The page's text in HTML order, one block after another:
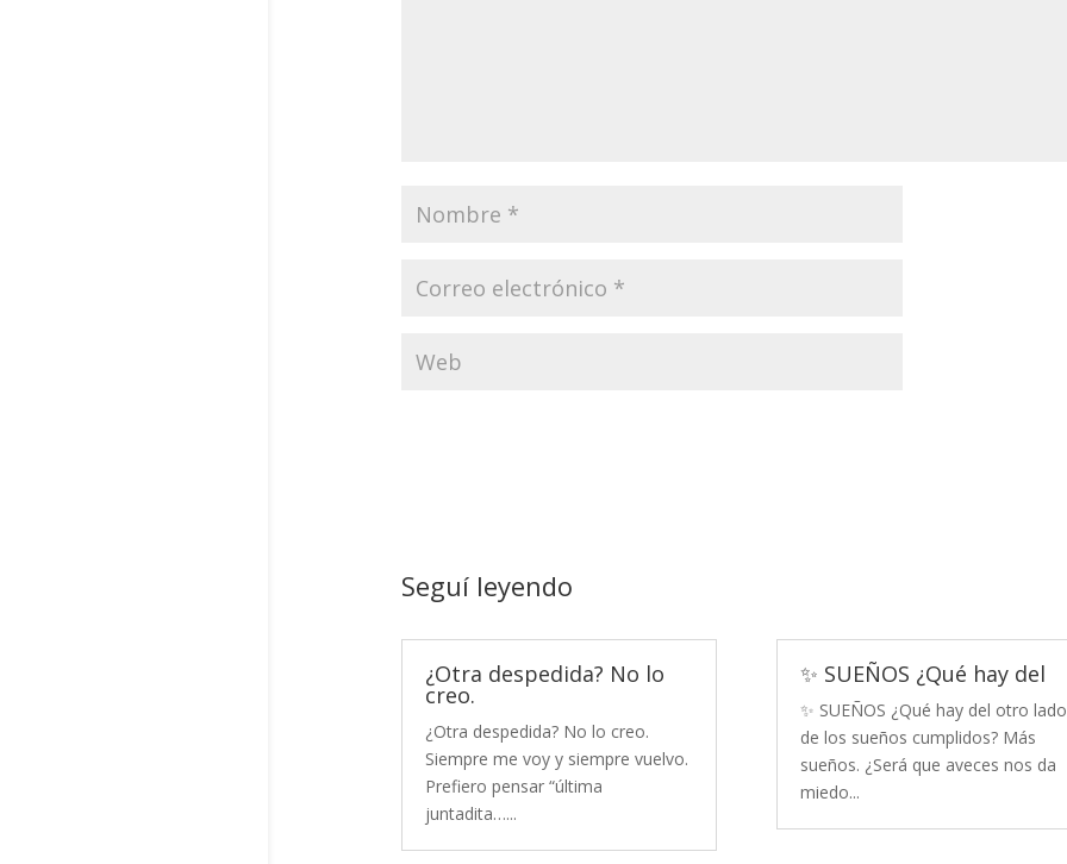
Seguí leyendo
¿Otra despedida? No lo
creo.
¿Otra despedida? No lo creo.
Siempre me voy y siempre vuelvo.
Prefiero pensar “última
juntadita…...
✨ SUEÑOS ¿Qué hay del
✨ SUEÑOS ¿Qué hay del otro lado
de los sueños cumplidos? Más
sueños. ¿Será que aveces nos da
miedo...